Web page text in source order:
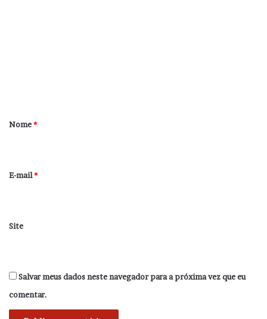
r
*
Nome*
E-mail*
Site
Salvar meus dados neste navegador para a próxima vez que eu
comentar.